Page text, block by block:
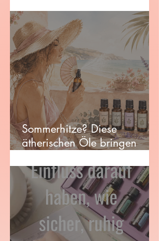
sonnengestresste Haut
Sommerhitze? Diese
ätherischen Öle bringen